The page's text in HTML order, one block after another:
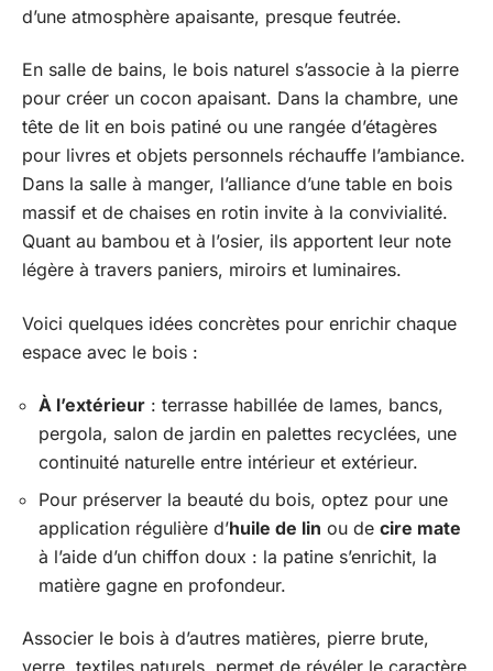
d’une atmosphère apaisante, presque feutrée.
En salle de bains, le bois naturel s’associe à la pierre
pour créer un cocon apaisant. Dans la chambre, une
tête de lit en bois patiné ou une rangée d’étagères
pour livres et objets personnels réchauffe l’ambiance.
Dans la salle à manger, l’alliance d’une table en bois
massif et de chaises en rotin invite à la convivialité.
Quant au bambou et à l’osier, ils apportent leur note
légère à travers paniers, miroirs et luminaires.
Voici quelques idées concrètes pour enrichir chaque
espace avec le bois :
À l’extérieur : terrasse habillée de lames, bancs,
pergola, salon de jardin en palettes recyclées, une
continuité naturelle entre intérieur et extérieur.
Pour préserver la beauté du bois, optez pour une
application régulière d’huile de lin ou de cire mate
à l’aide d’un chiffon doux : la patine s’enrichit, la
matière gagne en profondeur.
Associer le bois à d’autres matières, pierre brute,
verre, textiles naturels, permet de révéler le caractère